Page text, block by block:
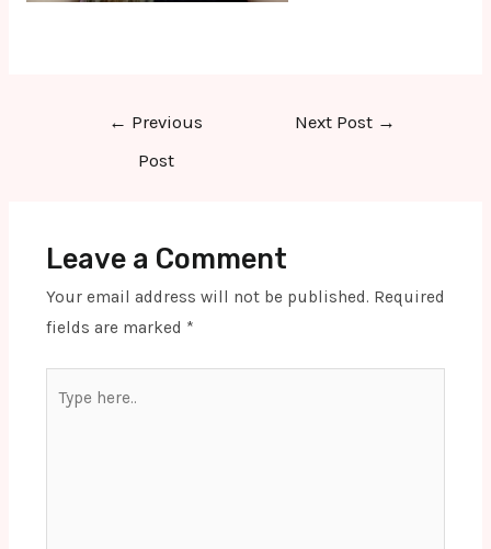
← Previous
Post
Next Post →
Leave a Comment
Your email address will not be published. Required
fields are marked *
here..